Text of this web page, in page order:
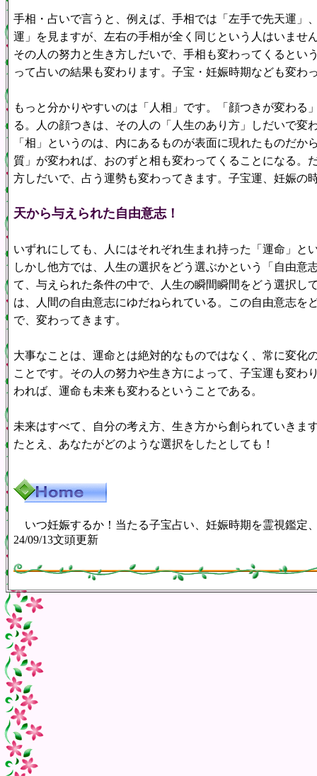
手相・占いで言うと、例えば、手相では「左手で先天運」
運」を見ますが、左右の手相が全く同じという人はいませ
その人の努力と生き方しだいで、手相も変わってくるとい
って占いの結果も変わります。子宝・妊娠時期なども変わ
もっと分かりやすいのは「人相」です。「顔つきが変わる
る。人の顔つきは、その人の「人生のあり方」しだいで変
「相」というのは、内にあるものが表面に現れたものだか
質」が変われば、おのずと相も変わってくることになる。
方しだいで、占う運勢も変わってきます。子宝運、妊娠の
天から与えられた自由意志！
いずれにしても、人にはそれぞれ生まれ持った「運命」と
しかし他方では、人生の選択をどう選ぶかという「自由意
て、与えられた条件の中で、人生の瞬間瞬間をどう選択し
は、人間の自由意志にゆだねられている。この自由意志を
で、変わってきます。
大事なことは、運命とは絶対的なものではなく、常に変化
ことです。その人の努力や生き方によって、子宝運も変わ
われば、運命も未来も変わるということである。
未来はすべて、自分の考え方、生き方から創られていきま
たとえ、あなたがどのような選択をしたとしても！
いつ妊娠するか！当たる子宝占い、妊娠時期を霊視鑑定
24/09/13文頭更新